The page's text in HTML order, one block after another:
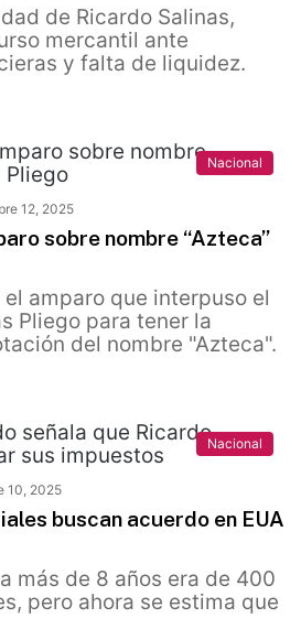
de Ricardo Salinas,
mercantil ante
y falta de liquidez.
Nacional
12, 2025
sobre nombre “Azteca”
amparo que interpuso el
Pliego para tener la
del nombre "Azteca".
Nacional
10, 2025
buscan acuerdo en EUA
más de 8 años era de 400
pero ahora se estima que